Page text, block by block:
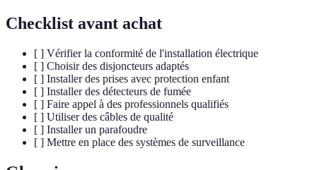
Checklist avant achat
[ ] Vérifier la conformité de l'installation électrique
[ ] Choisir des disjoncteurs adaptés
[ ] Installer des prises avec protection enfant
[ ] Installer des détecteurs de fumée
[ ] Faire appel à des professionnels qualifiés
[ ] Utiliser des câbles de qualité
[ ] Installer un parafoudre
[ ] Mettre en place des systèmes de surveillance